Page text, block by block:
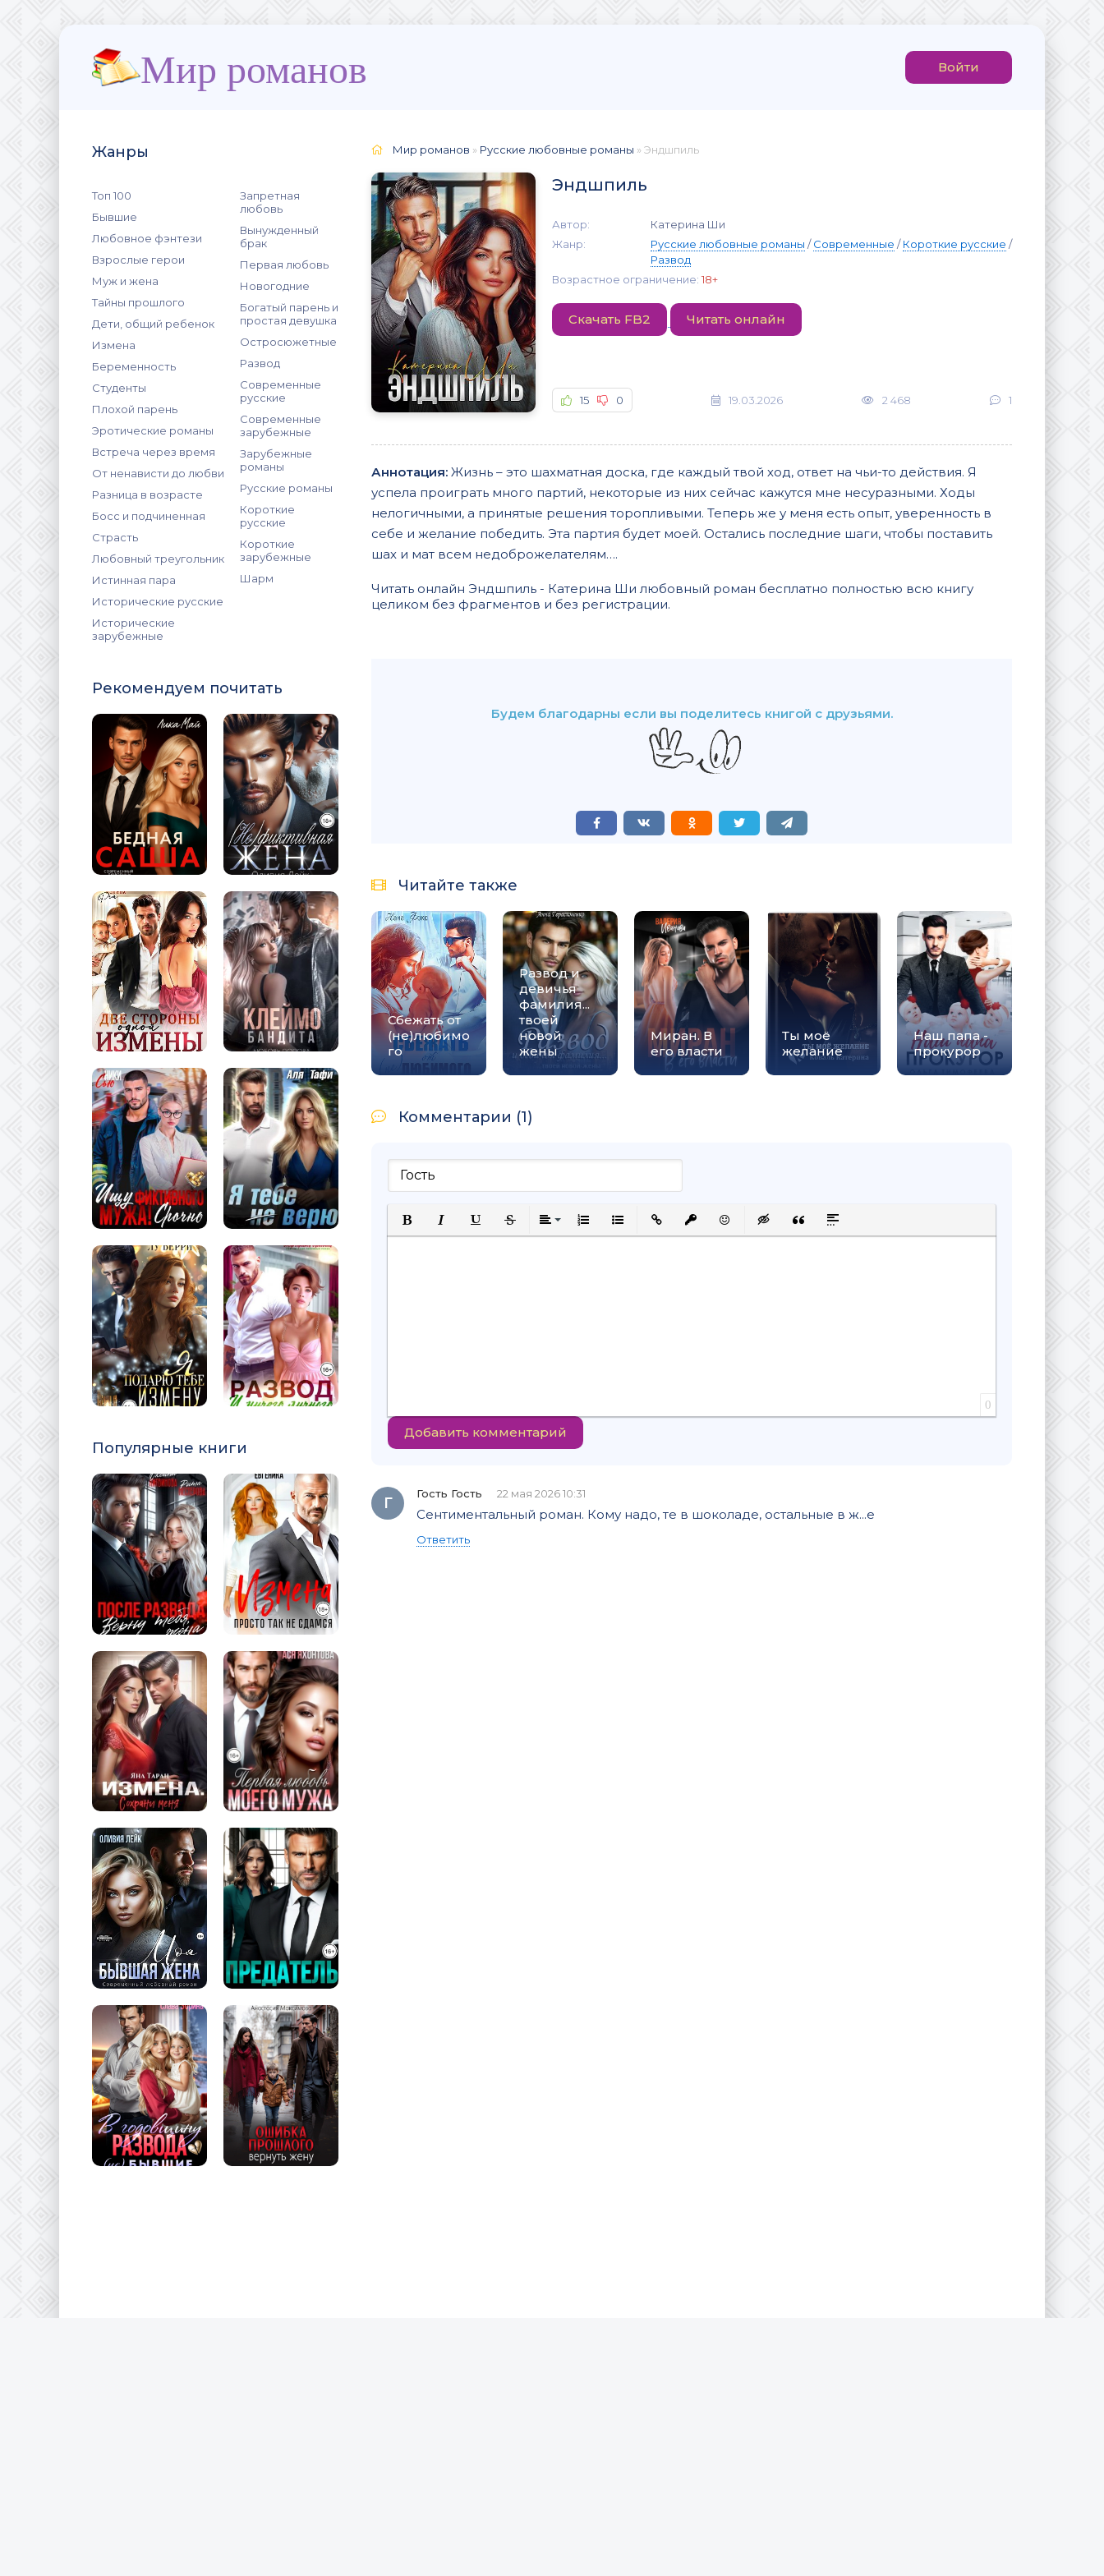
Мир романов Войти
Жанры
Топ 100
Бывшие
Любовное фэнтези
Взрослые герои
Муж и жена
Тайны прошлого
Дети, общий ребенок
Измена
Беременность
Студенты
Плохой парень
Эротические романы
Встреча через время
От ненависти до любви
Разница в возрасте
Босс и подчиненная
Страсть
Любовный треугольник
Истинная пара
Исторические русские
Исторические
зарубежные
Запретная
любовь
Вынужденный
брак
Первая любовь
Новогодние
Богатый парень и
простая девушка
Остросюжетные
Развод
Современные
русские
Современные
зарубежные
Зарубежные
романы
Русские романы
Короткие
русские
Короткие
зарубежные
Шарм
Рекомендуем почитать
Популярные книги
Мир романов » Русские любовные романы » Эндшпиль
Эндшпиль
Автор:
Катерина Ши
Жанр:
Русские любовные романы /Современные /Короткие русские /
Развод
Возрастное ограничение: 18+
Скачать FB2 Читать онлайн
15 0 19.03.2026 2 468 1
Аннотация: Жизнь – это шахматная доска, где каждый твой ход, ответ на чьи-то действия. Я
успела проиграть много партий, некоторые из них сейчас кажутся мне несуразными. Ходы
нелогичными, а принятые решения торопливыми. Теперь же у меня есть опыт, уверенность в
себе и желание победить. Эта партия будет моей. Остались последние шаги, чтобы поставить
шах и мат всем недоброжелателям….
Читать онлайн Эндшпиль - Катерина Ши любовный роман бесплатно полностью всю книгу
целиком без фрагментов и без регистрации.
Будем благодарны если вы поделитесь книгой с друзьями.
Читайте также
Сбежать от
(не)любимо
го
Развод и
девичья
фамилия...
твоей
новой
жены
Миран. В
его власти
Ты моё
желание
Наш папа -
прокурор
Комментарии (1)
Полужирный
КурсивПодчеркнутый
ЗачеркнутыйВыравнивание
Нумерованный список
Маркированный список
Вставить ссылку
Вставить защищенную ссылку
Вставить смайлик
Вставка скрытого текста
Вставка цитаты
Вставка спойлера
0
Добавить комментарий
Г
Гость Гость 22 мая 2026 10:31
Сентиментальный роман. Кому надо, те в шоколаде, остальные в ж...е
Ответить